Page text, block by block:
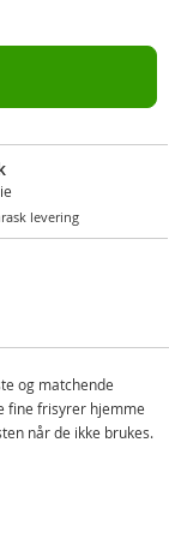
levering
og matchende
fine frisyrer hjemme
når de ikke brukes.